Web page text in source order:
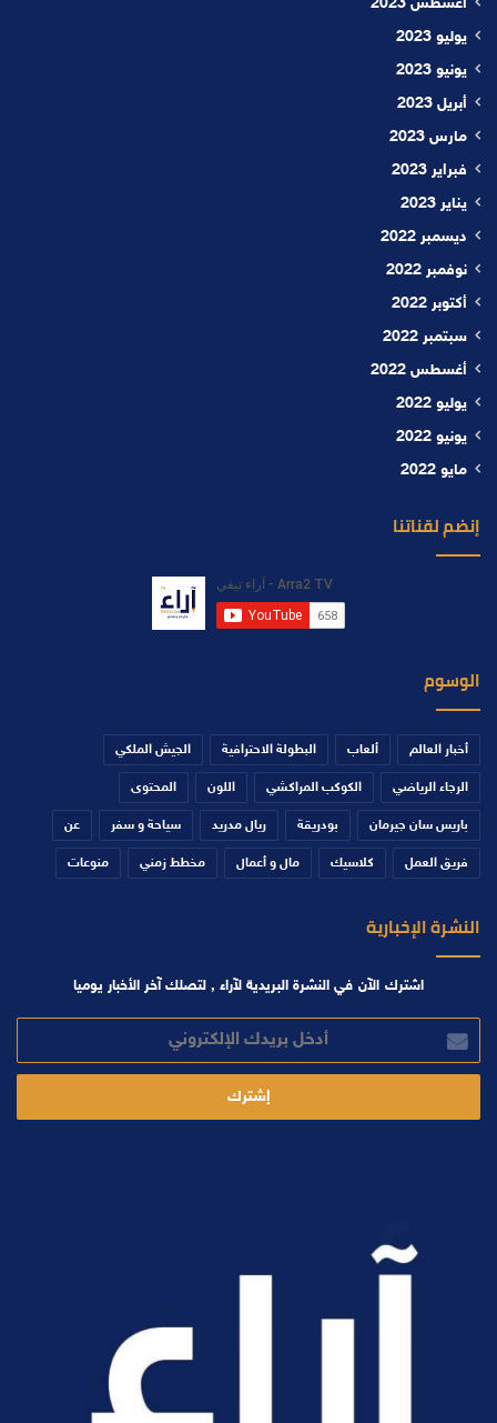
أغسطس 2023
يوليو 2023
يونيو 2023
أبريل 2023
مارس 2023
فبراير 2023
يناير 2023
ديسمبر 2022
نوفمبر 2022
أكتوبر 2022
سبتمبر 2022
أغسطس 2022
يوليو 2022
يونيو 2022
مايو 2022
إنضم لقناتنا
الوسوم
أخبار العالم ألعاب البطولة الاحترافية الجيش الملكي
الرجاء الرياضي الكوكب المراكشي اللون المحتوى
باريس سان جيرمان بودريقة ريال مدريد سياحة و سفر عن
فريق العمل كلاسيك مال و أعمال مخطط زمني منوعات
النشرة الإخبارية
اشترك الآن في النشرة البريدية لآراء , لتصلك آخر الأخبار يوميا
بريدك
الإلكتروني